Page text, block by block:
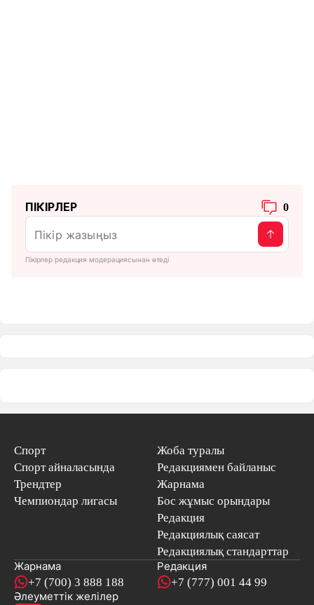
ПІКІРЛЕР 0
Пікірлер редакция модерациясынан өтеді
Спорт
Спорт айналасында
Трендтер
Чемпиондар лигасы
Жоба туралы
Редакциямен байланыс
Жарнама
Бос жұмыс орындары
Редакция
Редакциялық саясат
Редакциялық стандарттар
Жарнама
+7 (700) 3 888 188
Редакция
+7 (777) 001 44 99
Әлеуметтік желілер